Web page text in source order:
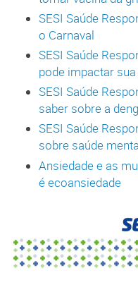
SESI Saúde
o Carnaval
SESI Saúde
pode impactar sua
SESI Saúde
saber sobre a
SESI Saúde
sobre saúde
Ansiedade e as
é ecoansiedade